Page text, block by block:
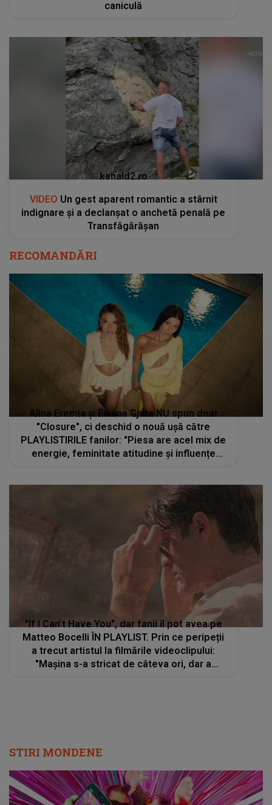
caniculă
kanald2.ro
VIDEO Un gest aparent romantic a stârnit
indignare și a declanșat o anchetă penală pe
Transfăgărășan
RECOMANDĂRI
Alina Eremia și Elvana Gjata NU spun doar
"Closure", ci deschid o nouă ușă către
PLAYLISTIRILE fanilor: "Piesa are acel mix de
energie, feminitate atitudine și influențe
"If I Can’t Have You", dar fanii îl pot avea pe
Matteo Bocelli ÎN PLAYLIST. Prin ce peripeții
a trecut artistul la filmările videoclipului:
"Mașina s-a stricat de câteva ori, dar a
STIRI MONDENE